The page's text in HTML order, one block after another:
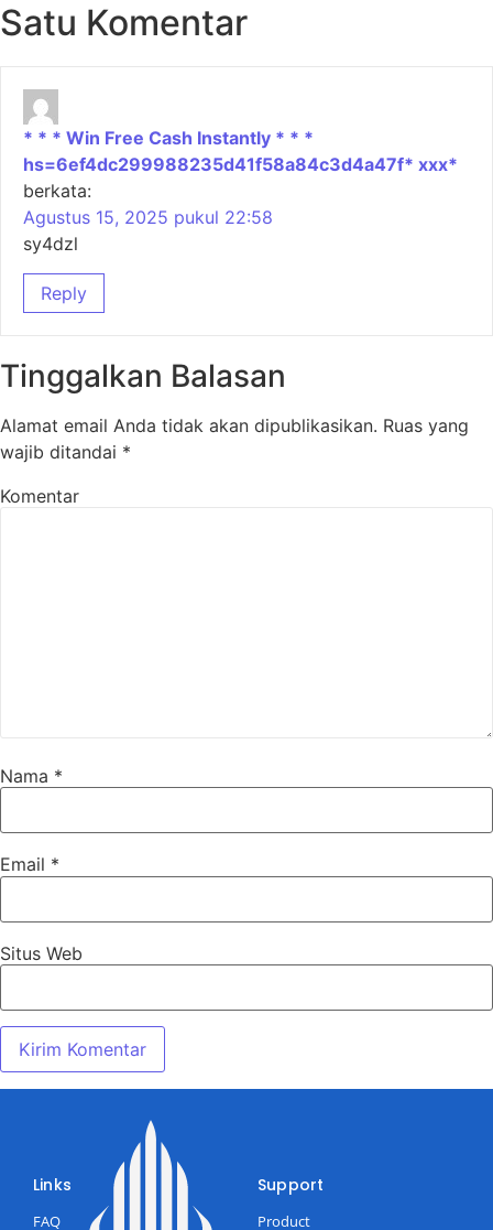
Satu Komentar
* * * Win Free Cash Instantly * * *
hs=6ef4dc299988235d41f58a84c3d4a47f* ххх*
berkata:
Agustus 15, 2025 pukul 22:58
sy4dzl
Reply
Tinggalkan Balasan
Alamat email Anda tidak akan dipublikasikan. Ruas yang
wajib ditandai *
Komentar
Nama *
Email *
Situs Web
Links
FAQ
Support
Product